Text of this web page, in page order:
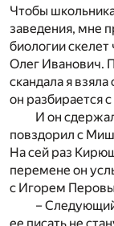
Чтобы
заведения, мне
биологии
Олег Иванович.
скандала я
он разбирается
И он
повздорил с
На сей раз
перемене он
с Игорем
–
ее писать не